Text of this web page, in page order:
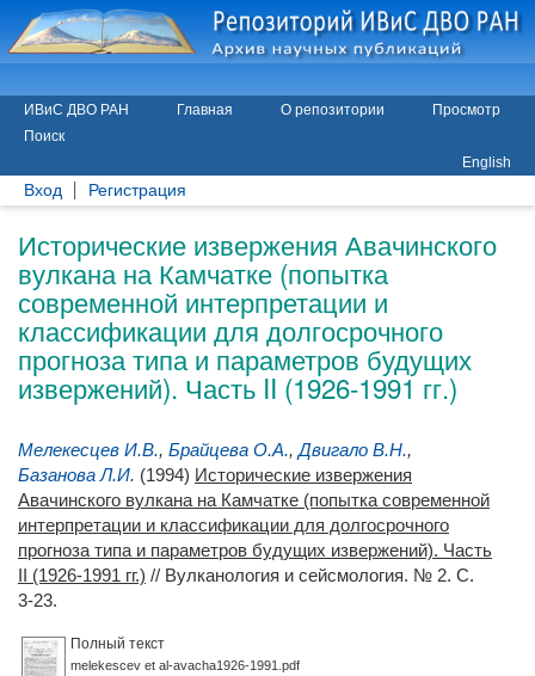
ИВиС ДВО РАН Главная О репозитории
Просмотр
Поиск
English
Вход Регистрация
Исторические извержения Авачинского
вулкана на Камчатке (попытка
современной интерпретации и
классификации для долгосрочного
прогноза типа и параметров будущих
извержений). Часть II (1926-1991 гг.)
Мелекесцев И.В., Брайцева О.А.,Двигало В.Н.,
Базанова Л.И. (1994) Исторические извержения
Авачинского вулкана на Камчатке (попытка современной
интерпретации и классификации для долгосрочного
прогноза типа и параметров будущих извержений). Часть
II (1926-1991 гг.) // Вулканология и сейсмология. № 2. С.
3-23.
Полный текст
melekescev et al-avacha1926-1991.pdf